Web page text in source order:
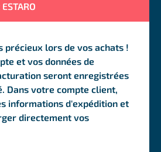
précieux lors de vos achats !
et vos données de
seront enregistrées
Dans votre compte client,
informations d'expédition et
directement vos